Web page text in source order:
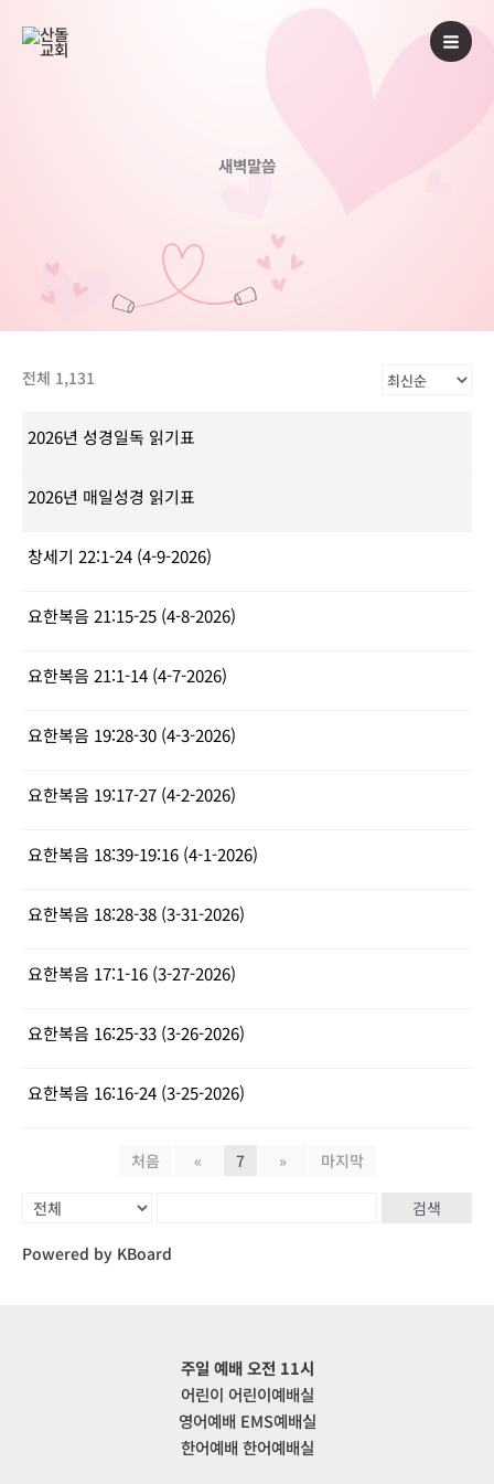
새벽말씀
전체 1,131
2026년 성경일독 읽기표
2026년 매일성경 읽기표
창세기 22:1-24 (4-9-2026)
요한복음 21:15-25 (4-8-2026)
요한복음 21:1-14 (4-7-2026)
요한복음 19:28-30 (4-3-2026)
요한복음 19:17-27 (4-2-2026)
요한복음 18:39-19:16 (4-1-2026)
요한복음 18:28-38 (3-31-2026)
요한복음 17:1-16 (3-27-2026)
요한복음 16:25-33 (3-26-2026)
요한복음 16:16-24 (3-25-2026)
처음 « 7 » 마지막
검색
Powered by KBoard
주일 예배 오전 11시
어린이 어린이예배실
영어예배 EMS예배실
한어예배 한어예배실